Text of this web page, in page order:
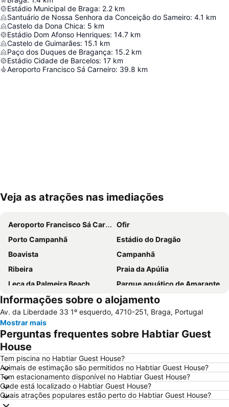
Estádio Municipal de Braga: 2.2 km
Santuário de Nossa Senhora da Conceição do Sameiro: 4.1 km
Castelo da Dona Chica: 5 km
Estádio Dom Afonso Henriques: 14.7 km
Castelo de Guimarães: 15.1 km
Paço dos Duques de Bragança: 15.2 km
Estádio Cidade de Barcelos: 17 km
Aeroporto Francisco Sá Carneiro: 39.8 km
Ampliar mapa
Veja as atrações nas imediações
Aeroporto Francisco Sá Carneiro
Ofir
Porto Campanhã
Estádio do Dragão
Boavista
Campanhã
Ribeira
Praia da Apúlia
Leça da Palmeira Beach
Parque aquático de Amarante
Pavilhão Multiusos Gondomar
Cais de Gaia
Magikland
Pavilhão Rosa Mota
Norteshopping
Rua Santa Catarina
Baixa
Casa da Música
Estação São Bento
Aver-o-Mar Beach
Santuário de São Bento da Porta Aberta
Parque Nacional da Peneda-Gerês
Matosinhos Beach
Parque da Cidade
Aldeia Histórica de Soajo
Informações sobre o alojamento
Av. da Liberdade 33 1º esquerdo, 4710-251, Braga, Portugal
Mostrar mais
Perguntas frequentes sobre Habtiar Guest
House
Tem piscina no Habtiar Guest House?
Animais de estimação são permitidos no Habtiar Guest House?
Tem estacionamento disponível no Habtiar Guest House?
Onde está localizado o Habtiar Guest House?
Quais atrações populares estão perto do Habtiar Guest House?